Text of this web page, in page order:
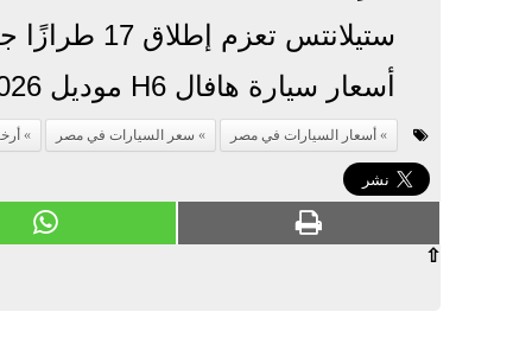
ستيلانتس تعزم إطلاق 17 طرازًا جديدًا حتى عام 2030 في السوق المصرية
أسعار سيارة هافال H6 موديل 2026 بعد كاش باك 75 ألف جنيه
أسعار السيارات في مصر سعر السيارات في مصر
⇧